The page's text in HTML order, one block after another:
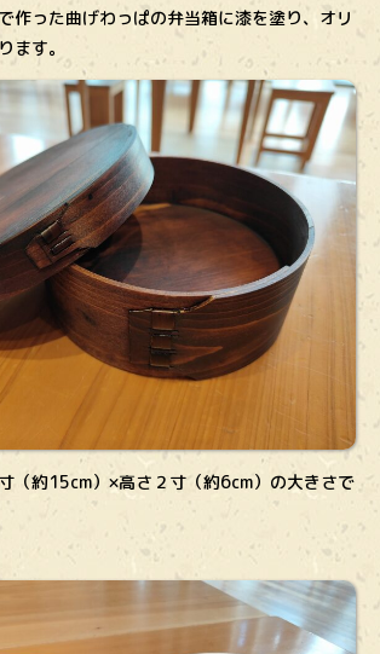
作った曲げわっぱの弁当箱に漆を塗り、オリ
ます。
（約15cm）×高さ２寸（約6cm）の大きさで